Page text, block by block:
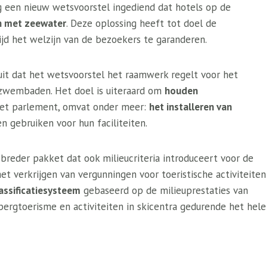
nieuw wetsvoorstel ingediend dat hotels op de
met zeewater. Deze oplossing heeft tot doel de
het welzijn van de bezoekers te garanderen.
dat het wetsvoorstel het raamwerk regelt voor het
Het doel is uiteraard om houden
parlement, omvat onder meer: het installeren van
gebruiken voor hun faciliteiten.
pakket dat ook milieucriteria introduceert voor de
verkrijgen van vergunningen voor toeristische activiteiten
gebaseerd op de milieuprestaties van
en activiteiten in skicentra gedurende het hele